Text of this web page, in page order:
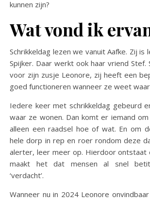
kunnen zijn?
Wat vond ik
Schrikkeldag lezen we vanuit Aafke. Zij is
Spijker. Daar werkt ook haar vriend Stef.
voor zijn zusje Leonore, zij heeft een
goed functioneren wanneer ze weet
Iedere keer met schrikkeldag gebeurd
waar ze wonen. Dan komt er iemand
alleen een raadsel hoe of wat. En om
hele dorp in rep en roer rondom deze
alerter, leer meer op. Hierdoor ontstaat
maakt het dat mensen al snel
‘verdacht’.
Wanneer nu in 2024 Leonore